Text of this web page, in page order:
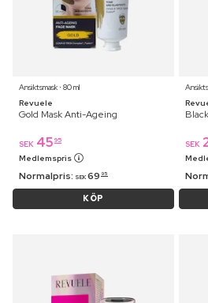
Ansiktsmask ⋅ 80 ml
Revuele
Gold Mask Anti-Ageing
SEK 45 95
Medlemspris
Normalpris: SEK 69 95
KÖP
SEK